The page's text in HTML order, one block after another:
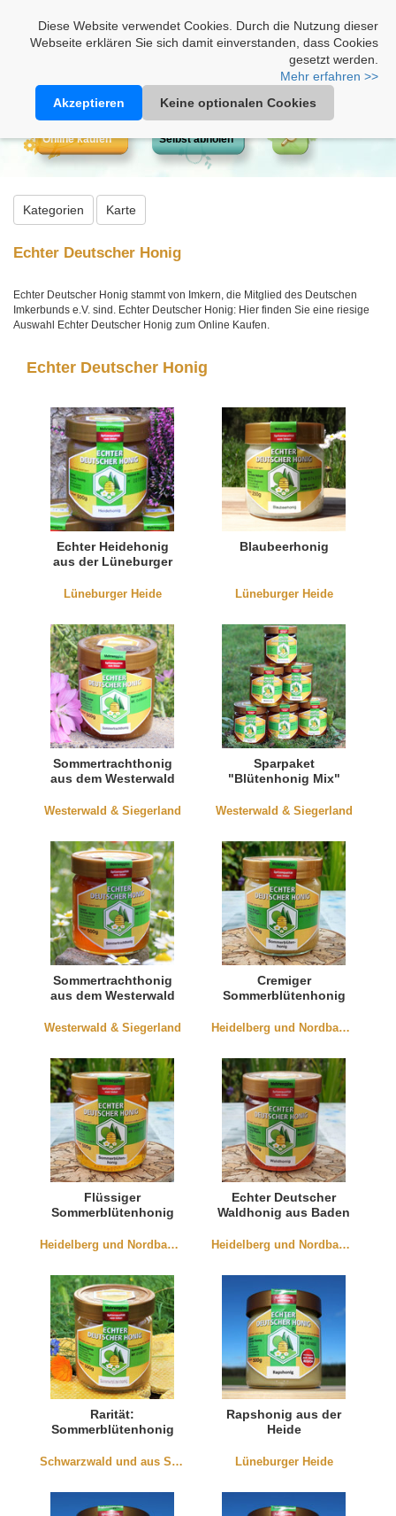
Diese Website verwendet Cookies. Durch die Nutzung dieser
Webseite erklären Sie sich damit einverstanden, dass Cookies
gesetzt werden.
Mehr erfahren >>
Akzeptieren
Keine optionalen Cookies
Online kaufen Selbst abholen
Kategorien Karte
Echter Deutscher Honig
Echter Deutscher Honig stammt von Imkern, die Mitglied des Deutschen
Imkerbunds e.V. sind. Echter Deutscher Honig: Hier finden Sie eine riesige
Auswahl Echter Deutscher Honig zum Online Kaufen.
Echter Deutscher Honig
Echter Heidehonig
aus der Lüneburger
Lüneburger Heide
Blaubeerhonig
Lüneburger Heide
Sommertrachthonig
aus dem Westerwald
Westerwald & Siegerland
Sparpaket
"Blütenhonig Mix"
Westerwald & Siegerland
Sommertrachthonig
aus dem Westerwald
Westerwald & Siegerland
Cremiger
Sommerblütenhonig
Heidelberg und Nordbaden
Flüssiger
Sommerblütenhonig
Heidelberg und Nordbaden
Echter Deutscher
Waldhonig aus Baden
Heidelberg und Nordbaden
Rarität:
Sommerblütenhonig
Schwarzwald und aus Südbaden
Rapshonig aus der
Heide
Lüneburger Heide